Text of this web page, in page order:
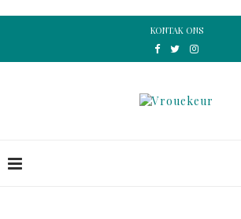
KONTAK ONS